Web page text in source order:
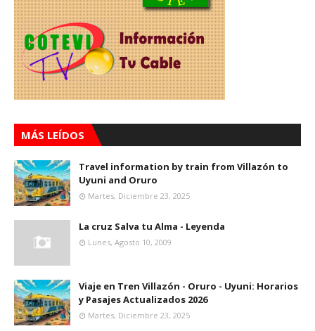
MÁS LEÍDOS
Travel information by train from Villazón to
Uyuni and Oruro
Martes, Diciembre 23, 2025
La cruz Salva tu Alma - Leyenda
Lunes, Agosto 10, 2009
Viaje en Tren Villazón - Oruro - Uyuni: Horarios
y Pasajes Actualizados 2026
Martes, Diciembre 23, 2025